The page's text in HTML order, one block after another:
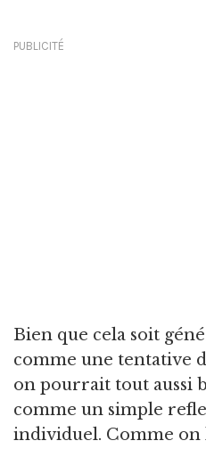
PUBLICITÉ
Bien que cela soit
comme une tentative
on pourrait tout aussi
comme un simple
individuel. Comme on